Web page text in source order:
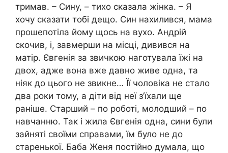
тримав. – Сину, – тихо сказала жінка. – Я
хочу сказати тобі дещо. Син нахилився, мама
прошепотіла йому щось на вухо. Андрій
скочив, і, завмерши на місці, дивився на
матір. Євгенія за звичкою наготувала їжі на
двох, адже вона вже давно живе одна, та
ніяк до цього не звикне… Її чоловіка не стало
два роки тому, а діти від неї з’їхали ще
раніше. Старший – по роботі, молодший – по
навчанню. Так і жила Євгенія одна, сини були
зайняті своїми справами, їм було не до
старенької. Баба Женя постійно думала, що